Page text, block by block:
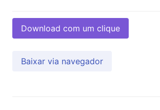
Download com um clique
Baixar via navegador